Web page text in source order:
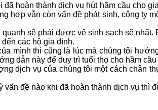
hoàn thành dịch vụ hút hầm cầu cho
hợp vẫn còn vấn đề phát sinh, công ty
sẽ phải được vệ sinh sạch sẽ
các hộ gia đình.
mình thì cũng là lúc mà chúng tôi
dẫn này để duy trì tuổi thọ cho hầm cầu
dịch vụ của chúng tôi một cách chân
vấn đề nào khi đã hoàn thành dịch vụ